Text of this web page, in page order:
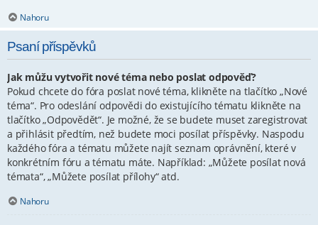
Nahoru
Psaní příspěvků
Jak můžu vytvořit nové téma nebo poslat odpověď?
Pokud chcete do fóra poslat nové téma, klikněte na tlačítko „Nové
téma“. Pro odeslání odpovědi do existujícího tématu klikněte na
tlačítko „Odpovědět“. Je možné, že se budete muset zaregistrovat
a přihlásit předtím, než budete moci posílat příspěvky. Naspodu
každého fóra a tématu můžete najít seznam oprávnění, které v
konkrétním fóru a tématu máte. Například: „Můžete posílat nová
témata“, „Můžete posílat přílohy“ atd.
Nahoru